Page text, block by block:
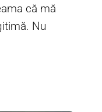
că mă
Nu